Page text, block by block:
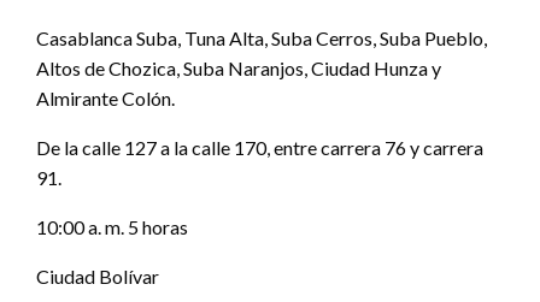
Casablanca Suba, Tuna Alta, Suba Cerros, Suba Pueblo,
Altos de Chozica, Suba Naranjos, Ciudad Hunza y
Almirante Colón.
De la calle 127 a la calle 170, entre carrera 76 y carrera
91.
10:00 a. m. 5 horas
Ciudad Bolívar